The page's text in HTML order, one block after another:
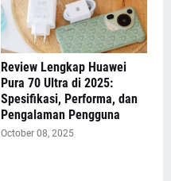
Review Lengkap Huawei
Pura 70 Ultra di 2025:
Spesifikasi, Performa, dan
Pengalaman Pengguna
October 08, 2025